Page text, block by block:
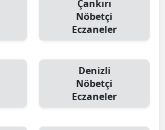
Çankırı
Nöbetçi
Eczaneler
Denizli
Nöbetçi
Eczaneler